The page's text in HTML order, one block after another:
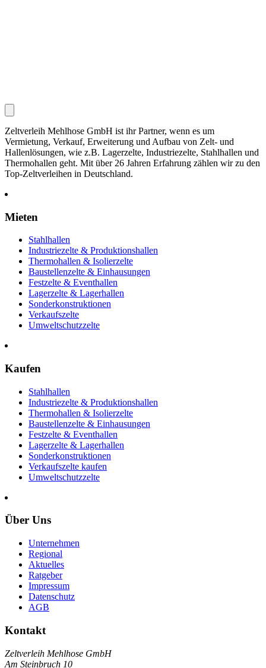
Zeltverleih Mehlhose GmbH ist ihr Partner, wenn es um
Vermietung, Verkauf, Erweiterung und Aufbau von Zelt- und
Hallenlösungen, wie z.B. Lagerzelte, Industriezelte, Stahlhallen und
Thermohallen geht. Mit über 26 Jahren Erfahrung zählen wir zu den
Top-Zeltverleihen in Deutschland.
Mieten
Stahlhallen
Industriezelte & Produktionshallen
Thermohallen & Isolierzelte
Baustellenzelte & Einhausungen
Festzelte & Eventhallen
Lagerzelte & Lagerhallen
Sonderkonstruktionen
Verkaufszelte
Umweltschutzzelte
Kaufen
Stahlhallen
Industriezelte & Produktionshallen
Thermohallen & Isolierzelte
Baustellenzelte & Einhausungen
Festzelte & Eventhallen
Lagerzelte & Lagerhallen
Sonderkonstruktionen
Verkaufszelte kaufen
Umweltschutzzelte
Über Uns
Unternehmen
Regional
Aktuelles
Ratgeber
Impressum
Datenschutz
AGB
Kontakt
Zeltverleih Mehlhose GmbH
Am Steinbruch 10